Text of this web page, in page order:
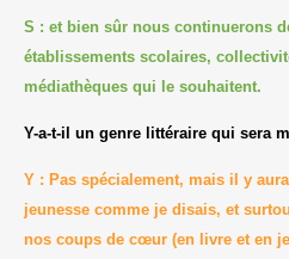
S : et bien sûr nous continuerons
établissements scolaires,
médiathèques qui le souhaitent.
Y-a-t-il un genre littéraire qui sera
Y : Pas spécialement, mais il y
jeunesse comme je disais, et
nos coups de cœur (en livre et en